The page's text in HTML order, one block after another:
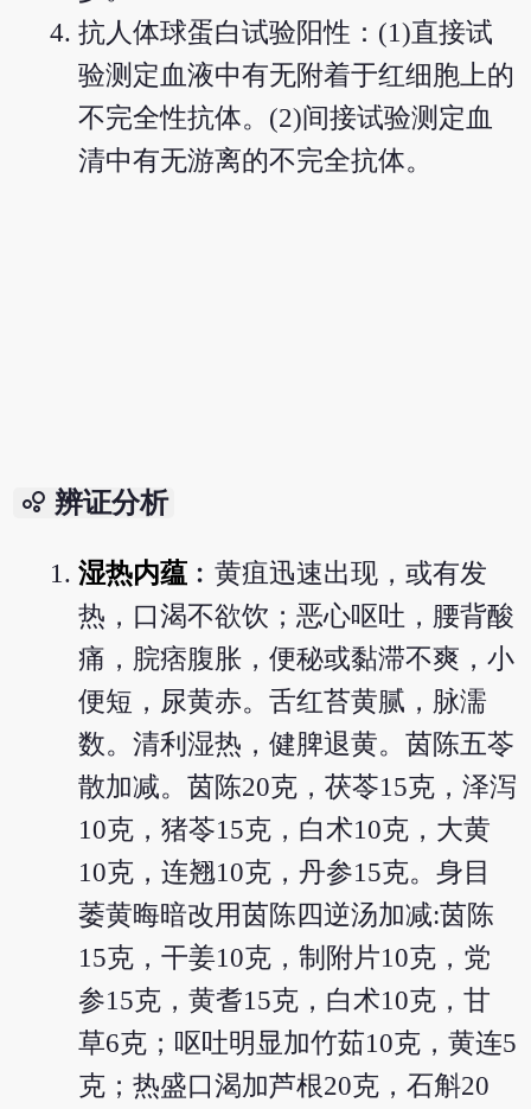
抗人体球蛋白试验阳性：(1)直接试
验测定血液中有无附着于红细胞上的
不完全性抗体。(2)间接试验测定血
清中有无游离的不完全抗体。
bubble_chart 辨证分析
湿热内蕴 ︰黄疽迅速出现，或有发
热，口渴不欲饮；恶心呕吐，腰背酸
痛，脘痞腹胀，便秘或黏滞不爽，小
便短，尿黄赤。舌红苔黄腻，脉濡
数。清利湿热，健脾退黄。茵陈五苓
散加减。茵陈20克，茯苓15克，泽泻
10克，猪苓15克，白术10克，大黄
10克，连翘10克，丹参15克。身目
萎黄晦暗改用茵陈四逆汤加减:茵陈
15克，干姜10克，制附片10克，党
参15克，黄耆15克，白术10克，甘
草6克；呕吐明显加竹茹10克，黄连5
克；热盛口渴加芦根20克，石斛20